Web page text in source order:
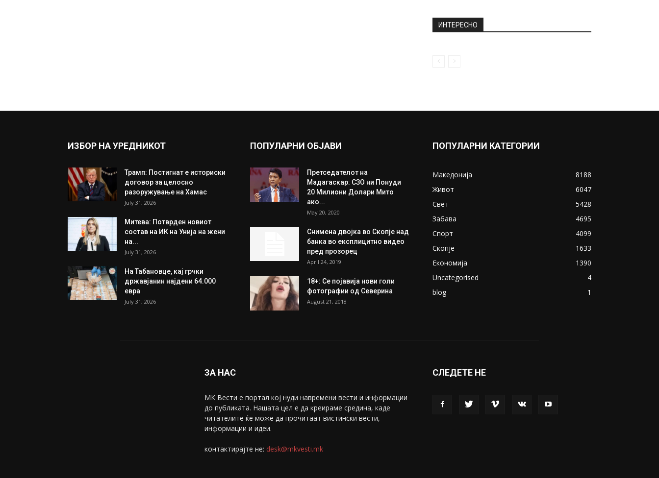
ИНТЕРЕСНО
ИЗБОР НА УРЕДНИКОТ
Трамп: Постигнат е историски
договор за целосно
разоружување на Хамас
July 31, 2026
Митева: Потврден новиот
состав на ИК на Унија на жени
на...
July 31, 2026
На Табановце, кај грчки
државјанин најдени 64.000
евра
July 31, 2026
ПОПУЛАРНИ ОБЈАВИ
Претседателот на
Мадагаскар: СЗО ни Понуди
20 Милиони Долари Мито
ако...
May 20, 2020
Снимена двојка во Скопје над
банка во експлицитно видео
пред прозорец
April 24, 2019
18+: Се појавија нови голи
фотографии од Северина
August 21, 2018
ПОПУЛАРНИ КАТЕГОРИИ
Македонија
8188
Живот
6047
Свет
5428
Забава
4695
Спорт
4099
Скопје
1633
Економија
1390
Uncategorised
4
blog
1
ЗА НАС
МК Вести е портал коj нуди навремени вести и информации
до публиката. Нашата цел е да креираме средина, каде
читателите ќе може да прочитаат вистински вести,
информации и идеи.
контактирајте не: desk@mkvesti.mk
СЛЕДЕТЕ НЕ